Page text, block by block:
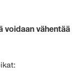
voidaan vähentää